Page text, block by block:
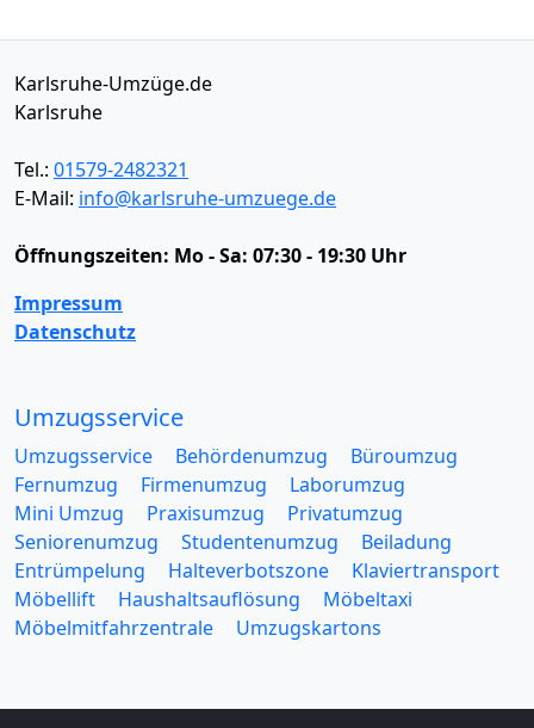
Karlsruhe-Umzüge.de
Karlsruhe
Tel.: 01579-2482321
E-Mail: info@karlsruhe-umzuege.de
Öffnungszeiten: Mo - Sa: 07:30 - 19:30 Uhr
Impressum
Datenschutz
Umzugsservice
Umzugsservice Behördenumzug
Büroumzug
Fernumzug
Firmenumzug
Laborumzug
Mini Umzug
Praxisumzug
Privatumzug
Seniorenumzug
Studentenumzug
Beiladung
Entrümpelung
Halteverbotszone
Klaviertransport
Möbellift
Haushaltsauflösung
Möbeltaxi
Möbelmitfahrzentrale
Umzugskartons